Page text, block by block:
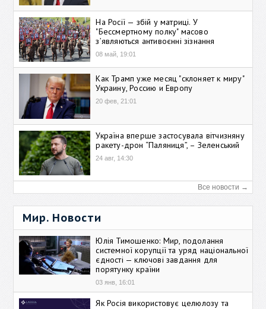
На Росії — збій у матриці. У
"Бессмертному полку" масово
зʼявляються антивоєнні зізнання
08 май, 19:01
Как Трамп уже месяц "склоняет к миру"
Украину, Россию и Европу
20 фев, 21:01
Україна вперше застосувала вітчизняну
ракету-дрон “Паляниця”, – Зеленський
24 авг, 14:30
Все новости →
Мир. Новости
Юлія Тимошенко: Мир, подолання
системної корупції та уряд національної
єдності — ключові завдання для
порятунку країни
03 янв, 16:01
Як Росія використовує целюлозу та